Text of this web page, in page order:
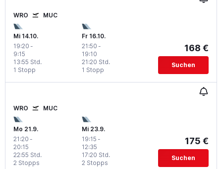
WRO MUC
Mi 14.10.
19:20 -
9:15
1 Stopp
13:55 Std.
Fr 16.10.
21:50 -
19:10
1 Stopp
21:20 Std.
168 €
Suchen
WRO MUC
Mo 21.9.
21:20 -
20:15
2 Stopps
22:55 Std.
Mi 23.9.
19:15 -
12:35
2 Stopps
17:20 Std.
175 €
Suchen